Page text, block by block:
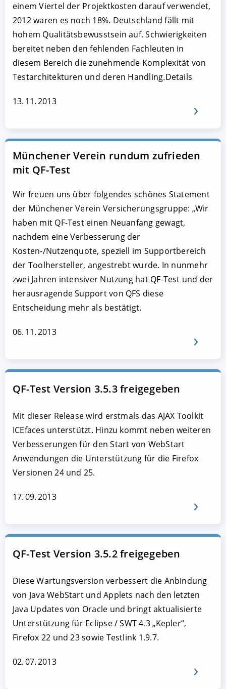
einem Viertel der Projektkosten darauf verwendet,
2012 waren es noch 18%. Deutschland fällt mit
hohem Qualitätsbewusstsein auf. Schwierigkeiten
bereitet neben den fehlenden Fachleuten in
diesem Bereich die zunehmende Komplexität von
Testarchitekturen und deren Handling.Details
13. 11. 2013
Münchener Verein rundum zufrieden
mit QF-Test
Wir freuen uns über folgendes schönes Statement
der Münchener Verein Versicherungsgruppe: „Wir
haben mit QF-Test einen Neuanfang gewagt,
nachdem eine Verbesserung der
Kosten-/Nutzenquote, speziell im Supportbereich
der Toolhersteller, angestrebt wurde. In nunmehr
zwei Jahren intensiver Nutzung hat QF-Test und der
herausragende Support von QFS diese
Entscheidung mehr als bestätigt.
06. 11. 2013
QF-Test Version 3.5.3 freigegeben
Mit dieser Release wird erstmals das AJAX Toolkit
ICEfaces unterstützt. Hinzu kommt neben weiteren
Verbesserungen für den Start von WebStart
Anwendungen die Unterstützung für die Firefox
Versionen 24 und 25.
17. 09. 2013
QF-Test Version 3.5.2 freigegeben
Diese Wartungsversion verbessert die Anbindung
von Java WebStart und Applets nach den letzten
Java Updates von Oracle und bringt aktualisierte
Unterstützung für Eclipse / SWT 4.3 „Kepler“,
Firefox 22 und 23 sowie Testlink 1.9.7.
02. 07. 2013